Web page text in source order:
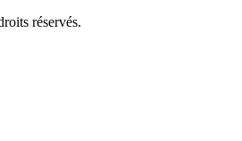
réservés.